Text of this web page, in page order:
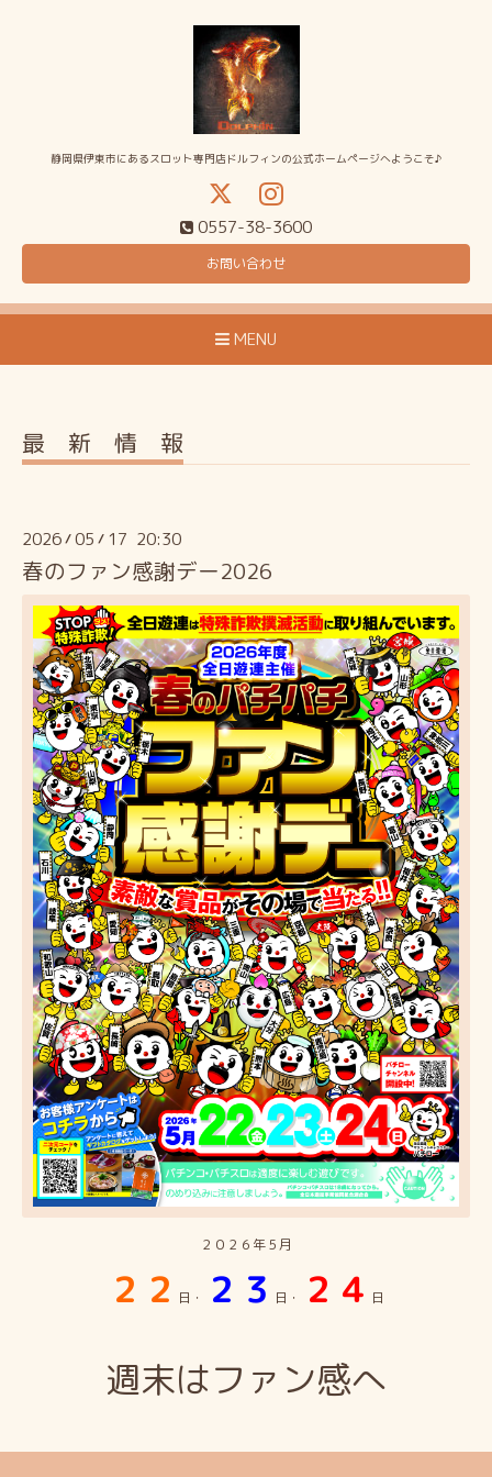
静岡県伊東市にあるスロット専門店ドルフィンの公式ホームページへようこそ♪
0557-38-3600
お問い合わせ
MENU
最 新 情 報
2026/05 / 17 20:30
春のファン感謝デー2026
２０２６年５月
２２ 日・ ２３ 日・ ２４ 日
週末はファン感へ